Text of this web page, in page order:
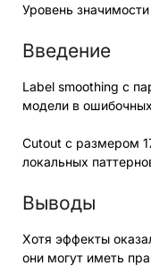
Уровень
Введение
Label smoothing с
модели в
Cutout с размером
локальных
Выводы
Хотя эффекты
они могут иметь